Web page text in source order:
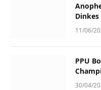
Sotek
11/06/
PPU
30/04/